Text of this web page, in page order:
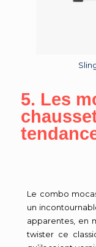
5. Les
Le combo
un
apparentes, en
twister ce